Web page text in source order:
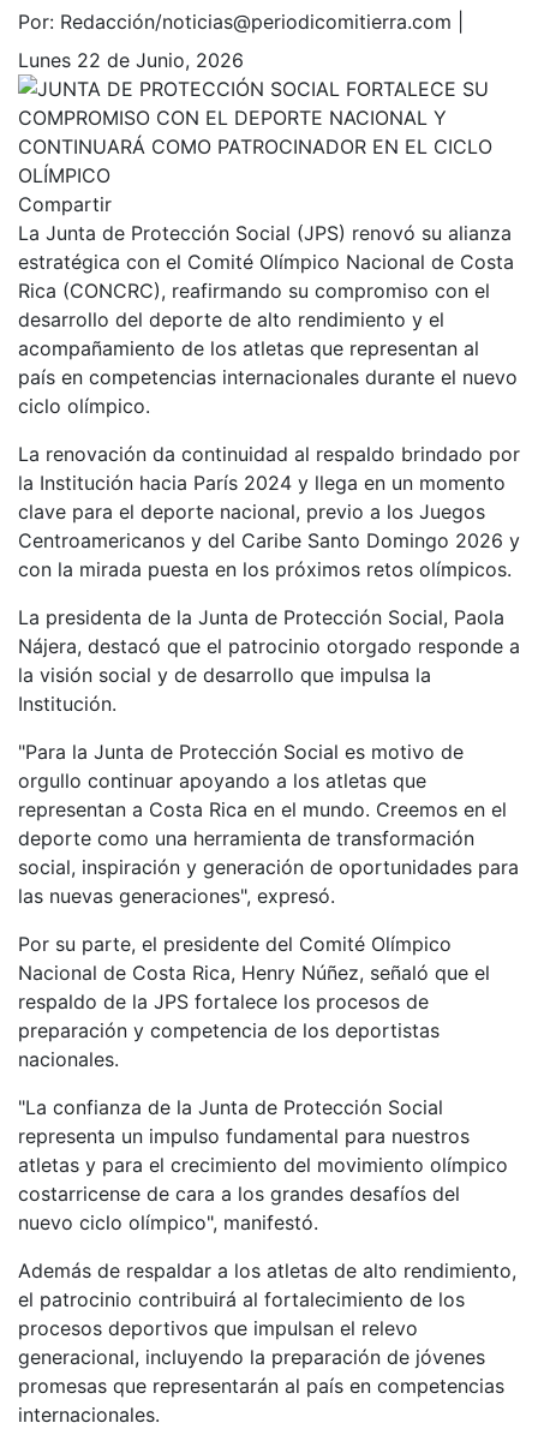
Por: Redacción/noticias@periodicomitierra.com |
Lunes 22 de Junio, 2026
Compartir
La Junta de Protección Social (JPS) renovó su alianza
estratégica con el Comité Olímpico Nacional de Costa
Rica (CONCRC), reafirmando su compromiso con el
desarrollo del deporte de alto rendimiento y el
acompañamiento de los atletas que representan al
país en competencias internacionales durante el nuevo
ciclo olímpico.
La renovación da continuidad al respaldo brindado por
la Institución hacia París 2024 y llega en un momento
clave para el deporte nacional, previo a los Juegos
Centroamericanos y del Caribe Santo Domingo 2026 y
con la mirada puesta en los próximos retos olímpicos.
La presidenta de la Junta de Protección Social, Paola
Nájera, destacó que el patrocinio otorgado responde a
la visión social y de desarrollo que impulsa la
Institución.
"Para la Junta de Protección Social es motivo de
orgullo continuar apoyando a los atletas que
representan a Costa Rica en el mundo. Creemos en el
deporte como una herramienta de transformación
social, inspiración y generación de oportunidades para
las nuevas generaciones", expresó.
Por su parte, el presidente del Comité Olímpico
Nacional de Costa Rica, Henry Núñez, señaló que el
respaldo de la JPS fortalece los procesos de
preparación y competencia de los deportistas
nacionales.
"La confianza de la Junta de Protección Social
representa un impulso fundamental para nuestros
atletas y para el crecimiento del movimiento olímpico
costarricense de cara a los grandes desafíos del
nuevo ciclo olímpico", manifestó.
Además de respaldar a los atletas de alto rendimiento,
el patrocinio contribuirá al fortalecimiento de los
procesos deportivos que impulsan el relevo
generacional, incluyendo la preparación de jóvenes
promesas que representarán al país en competencias
internacionales.